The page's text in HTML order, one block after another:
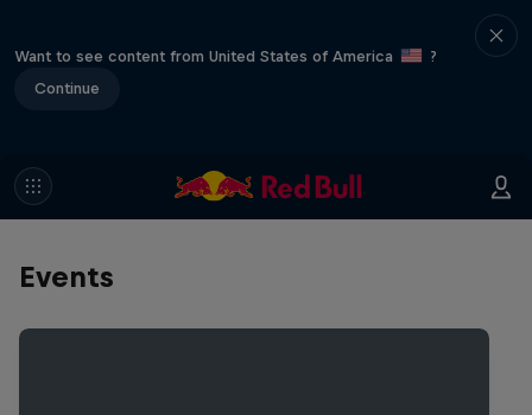
Want to see content from United States of America
?
Continue
Events